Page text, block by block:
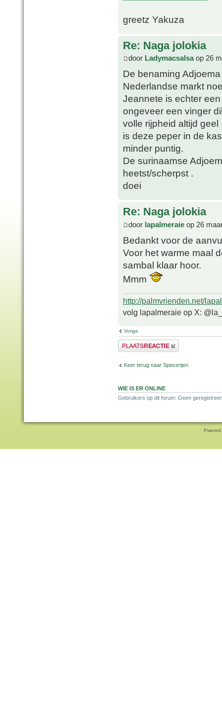
greetz Yakuza
Re: Naga jolokia
door Ladymacsalsaop 26
De benaming
Nederlandse markt
Jeannete is echter
ongeveer een vinger
volle rijpheid altijd geel
is deze peper in de
minder puntig.
De surinaamse
heetst/scherpst .
doei
Re: Naga jolokia
door lapalmeraie op 26
Bedankt voor de
Voor het warme maal
sambal klaar hoor.
Mmm
http://palmvrienden.net/
volg lapalmeraie op X:
Vorige
Plaats een reactie
Keer terug naar Specerijen
WIE IS ER ONLINE
Gebruikers op dit forum: Geen